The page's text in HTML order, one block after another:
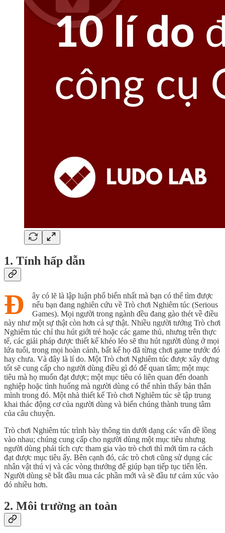
1. Tính hấp dẫn
Đ
ây có lẽ là lập luận phổ biến nhất mà bạn có thể tìm được
nếu bạn đang nghiên cứu về Trò chơi Nghiêm túc (Serious
Games). Mọi người trong ngành đều đang gào thét về điều
này như một sự thật còn hơn cả sự thật. Nhiều người tưởng Trò chơi
Nghiêm túc chỉ thu hút giới trẻ hoặc các game thủ, nhưng trên thực
tế, các giải pháp được thiết kế khéo léo sẽ thu hút người dùng ở mọi
lứa tuổi, trong mọi hoàn cảnh, bất kể họ đã từng chơi game trước đó
hay chưa. Và đây là lí do. Một Trò chơi Nghiêm túc được xây dựng
tốt sẽ cung cấp cho người dùng điều gì đó để quan tâm; một mục
tiêu mà họ muốn đạt được; một mục tiêu có liên quan đến doanh
nghiệp hoặc tình huống mà người dùng có thể nhìn thấy bản thân
mình trong đó. Một nhà thiết kế Trò chơi Nghiêm túc sẽ tập trung
khai thác động cơ của người dùng và biến chúng thành trung tâm
của câu chuyện.
Trò chơi Nghiêm túc trình bày thông tin dưới dạng các vấn đề lồng
vào nhau; chúng cung cấp cho người dùng một mục tiêu nhưng
người dùng phải tích cực tham gia vào trò chơi thì mới tìm ra cách
đạt được mục tiêu ấy. Bên cạnh đó, các trò chơi cũng sử dụng các
nhân vật thú vị và các vòng thưởng để giúp bạn tiếp tục tiến lên.
Người dùng sẽ bắt đầu mua các phần mới và sẽ đầu tư cảm xúc vào
đó nhiều hơn.
2. Môi trường an toàn